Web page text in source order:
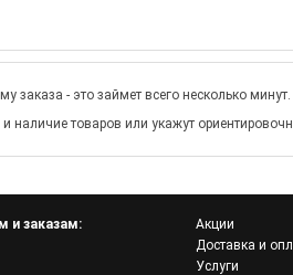
заказа - это займет всего несколько минут.
товаров или укажут
и заказам:
Акции
Доставка и
Услуги